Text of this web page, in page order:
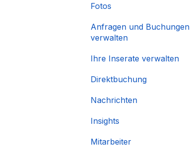
Fotos
Anfragen und Buchungen
verwalten
Ihre Inserate verwalten
Direktbuchung
Nachrichten
Insights
Mitarbeiter